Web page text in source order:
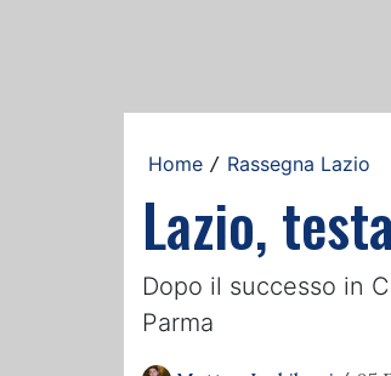
Home / Rassegna Lazio
Lazio,
Dopo il successo in
Parma